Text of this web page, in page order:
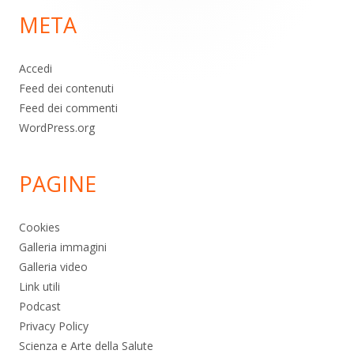
pagina
META
Accedi
Feed dei contenuti
Feed dei commenti
WordPress.org
PAGINE
Cookies
Galleria immagini
Galleria video
Link utili
Podcast
Privacy Policy
Scienza e Arte della Salute